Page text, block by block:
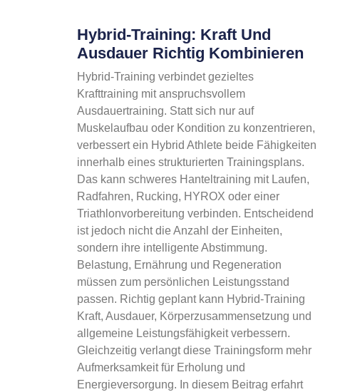
Hybrid-Training: Kraft Und
Ausdauer Richtig Kombinieren
Hybrid-Training verbindet gezieltes
Krafttraining mit anspruchsvollem
Ausdauertraining. Statt sich nur auf
Muskelaufbau oder Kondition zu konzentrieren,
verbessert ein Hybrid Athlete beide Fähigkeiten
innerhalb eines strukturierten Trainingsplans.
Das kann schweres Hanteltraining mit Laufen,
Radfahren, Rucking, HYROX oder einer
Triathlonvorbereitung verbinden. Entscheidend
ist jedoch nicht die Anzahl der Einheiten,
sondern ihre intelligente Abstimmung.
Belastung, Ernährung und Regeneration
müssen zum persönlichen Leistungsstand
passen. Richtig geplant kann Hybrid-Training
Kraft, Ausdauer, Körperzusammensetzung und
allgemeine Leistungsfähigkeit verbessern.
Gleichzeitig verlangt diese Trainingsform mehr
Aufmerksamkeit für Erholung und
Energieversorgung. In diesem Beitrag erfahrt